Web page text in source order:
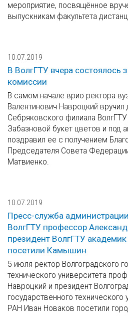
мероприятие, посвящённое
выпускникам факультета
10.07.2019
В ВолгГТУ вчера состоялось
комиссии
В самом начале врио ректора
Валентинович Навроцкий вручил
Себряковского филиала
Забазновой букет цветов и под
поздравил ее с получением
Председателя Совета
Матвиенко.
10.07.2019
Пресс-служба
ВолгГТУ профессор
президент ВолгГТУ
посетили Камышин
5 июля ректор Волгоградского
технического университета
Навроцкий и президент
государственного
РАН Иван Новаков посетили